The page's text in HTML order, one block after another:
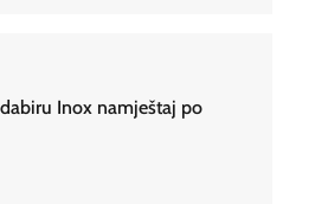
Inox namještaj po